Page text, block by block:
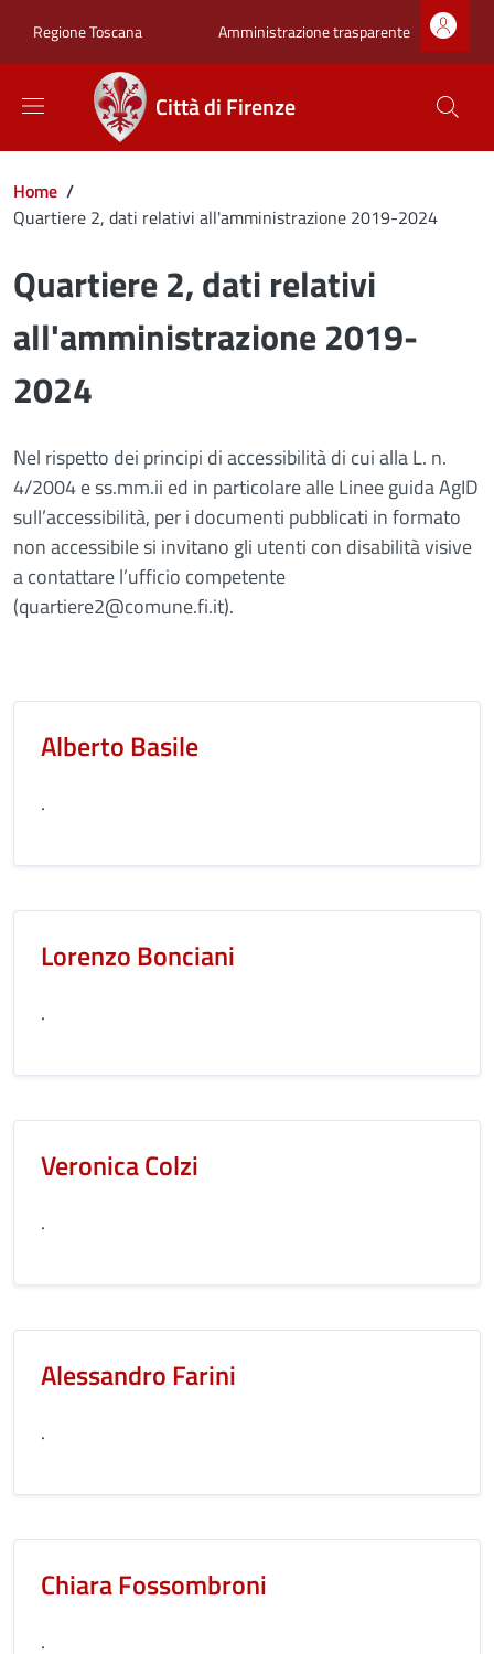
Regione Toscana Zona superiore
Amministrazione trasparente
Città di Firenze
Briciole di pane
Home /
Quartiere 2, dati relativi all'amministrazione 2019-2024
Quartiere 2, dati relativi
all'amministrazione 2019-
2024
Nel rispetto dei principi di accessibilità di cui alla L. n.
4/2004 e ss.mm.ii ed in particolare alle Linee guida AgID
sull’accessibilità, per i documenti pubblicati in formato
non accessibile si invitano gli utenti con disabilità visive
a contattare l’ufficio competente
(quartiere2@comune.fi.it).
Alberto Basile
.
Lorenzo Bonciani
.
Veronica Colzi
.
Alessandro Farini
.
Chiara Fossombroni
.